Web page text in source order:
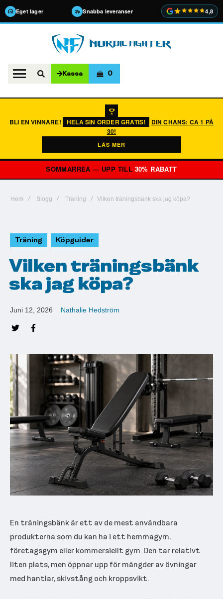
Eget lager Snabba leveranser 4,8
Kassa 0
BLI EN VINNARE! HELA SIN ORDER GRATIS!
DIN CHANS: CA 1 PÅ
30!
LÄS MER
SOMMARREA — UPP TILL 30% RABATT
Hem Blogg Träning Vilken träningsbänk ska jag köpa?
Träning Köpguider
Vilken träningsbänk
ska jag köpa?
Juni 12, 2026 Nathalie Hedström
En träningsbänk är ett av de mest användbara
produkterna som du kan ha i ett hemmagym,
företagsgym eller kommersiellt gym. Den tar relativt
liten plats, men öppnar upp för mängder av övningar
med hantlar, skivstång och kroppsvikt.